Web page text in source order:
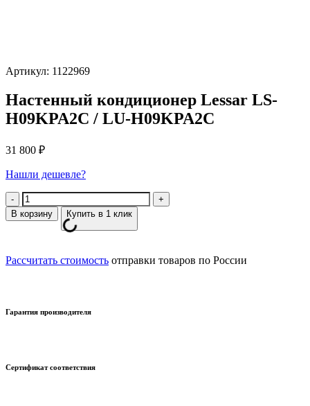
Артикул: 1122969
Настенный кондиционер Lessar LS-
H09KPA2C / LU-H09KPA2C
31 800 ₽
Нашли дешевле?
Количество
В корзину Купить в 1 клик
Рассчитать стоимость отправки товаров по России
Гарантия производителя
Сертификат соответствия